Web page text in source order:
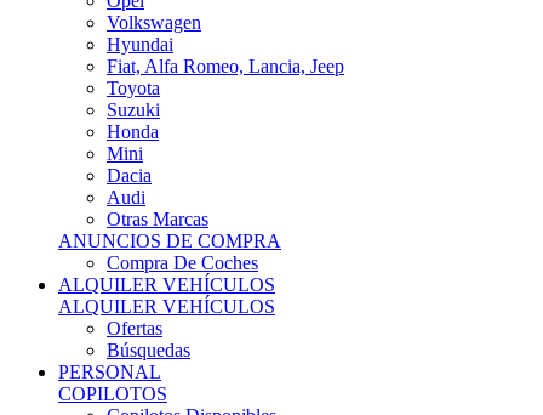
Volkswagen
Hyundai
Fiat, Alfa Romeo, Lancia, Jeep
Toyota
Suzuki
Honda
Mini
Dacia
Audi
Otras Marcas
ANUNCIOS DE COMPRA
Compra De Coches
ALQUILER VEHÍCULOS
ALQUILER VEHÍCULOS
Ofertas
Búsquedas
PERSONAL
COPILOTOS